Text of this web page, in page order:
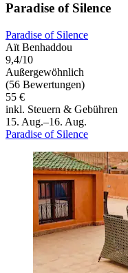
Paradise of Silence
Paradise of Silence
Aït Benhaddou
9,4/10
Außergewöhnlich
(56 Bewertungen)
55 €
inkl. Steuern & Gebühren
15. Aug.–16. Aug.
Paradise of Silence